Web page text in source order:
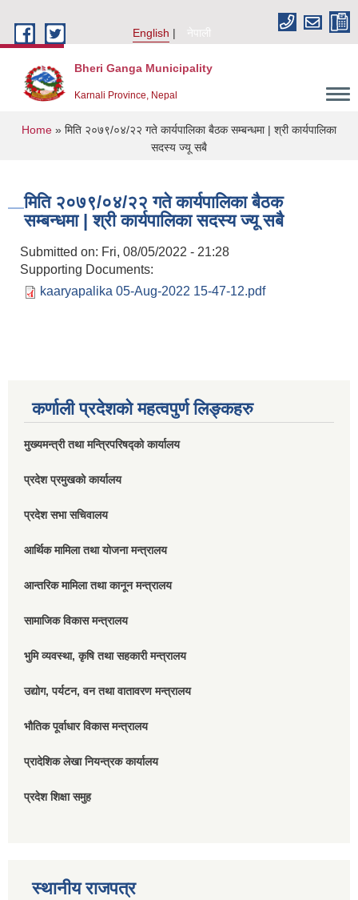
English
नेपाली
Bheri Ganga Municipality
Karnali Province, Nepal
You are here
Home » मिति २०७९/०४/२२ गते कार्यपालिका बैठक सम्बन्धमा | श्री कार्यपालिका
सदस्य ज्यू सबै
मिति २०७९/०४/२२ गते कार्यपालिका बैठक
सम्बन्धमा | श्री कार्यपालिका सदस्य ज्यू सबै
Submitted on: Fri, 08/05/2022 - 21:28
Supporting Documents:
kaaryapalika 05-Aug-2022 15-47-12.pdf
कर्णाली प्रदेशको महत्वपुर्ण लिङ्कहरु
मुख्यमन्त्री तथा मन्त्रिपरिषद्को कार्यालय
प्रदेश प्रमुखको कार्यालय
प्रदेश सभा सचिवालय
आर्थिक मामिला तथा योजना मन्त्रालय
आन्तरिक मामिला तथा कानून मन्त्रालय
सामाजिक विकास मन्त्रालय
भुमि व्यवस्था, कृषि तथा सहकारी मन्त्रालय
उद्योग, पर्यटन, वन तथा वातावरण मन्त्रालय
भौतिक पूर्वाधार विकास मन्त्रालय
प्रादेशिक लेखा नियन्त्रक कार्यालय
प्रदेश शिक्षा समुह
स्थानीय राजपत्र